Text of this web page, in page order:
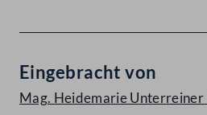
Eingebracht von
Mag. Heidemarie Unterreiner